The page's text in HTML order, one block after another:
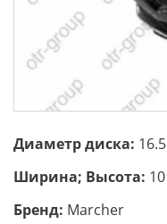
Диаметр диска: 16.5
Ширина; Высота: 10
Бренд: Marcher